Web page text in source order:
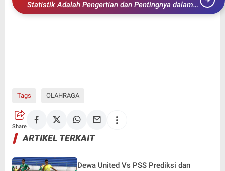
Statistik Adalah Pengertian dan Pentingnya dalam
Analisis Data
Tags OLAHRAGA
Share
ARTIKEL TERKAIT
Dewa United Vs PSS Prediksi dan